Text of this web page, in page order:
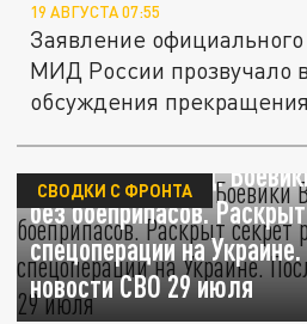
19 АВГУСТА 07:55
Заявление
МИД России прозвучало
обсуждения
Снарядный голод.
без боеприпасов.
спецоперации на
новости СВО 29 июля
СВОДКИ С ФРОНТА